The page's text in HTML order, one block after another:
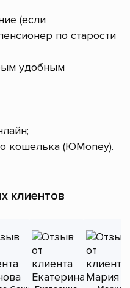
(если
по старости
удобным
кошелька (ЮMoney).
клиентов